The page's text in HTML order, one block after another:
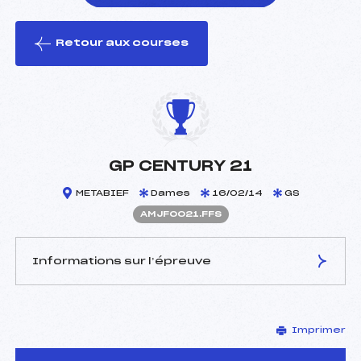
le ski
Retour aux courses
GP CENTURY 21
METABIEF Dames 16/02/14 GS
AMJF0021.FFS
Informations sur l’épreuve
MULET DOMINIQUE (MJ)
Arbitre :
TROUILLOT CLAUDE (MJ)
Imprimer